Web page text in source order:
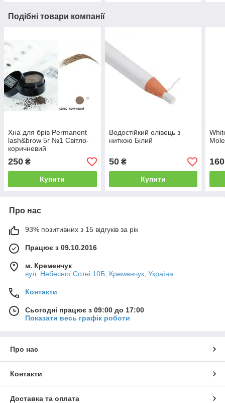
Подібні товари компанії
Хна для брів Permanent
lash&brow 5г №1 Світло-
коричневий
250 ₴
Купити
Водостійкий олівець з
ниткою Білий
50₴
Купити
160
Про нас
93% позитивних з 15 відгуків за рік
Працює з 09.10.2016
м. Кременчук
вул. Небесної Сотні 10Б, Кременчук, Україна
Контакти
Сьогодні працює з 09:00 до 17:00
Показати весь графік роботи
Про нас
Контакти
Доставка та оплата